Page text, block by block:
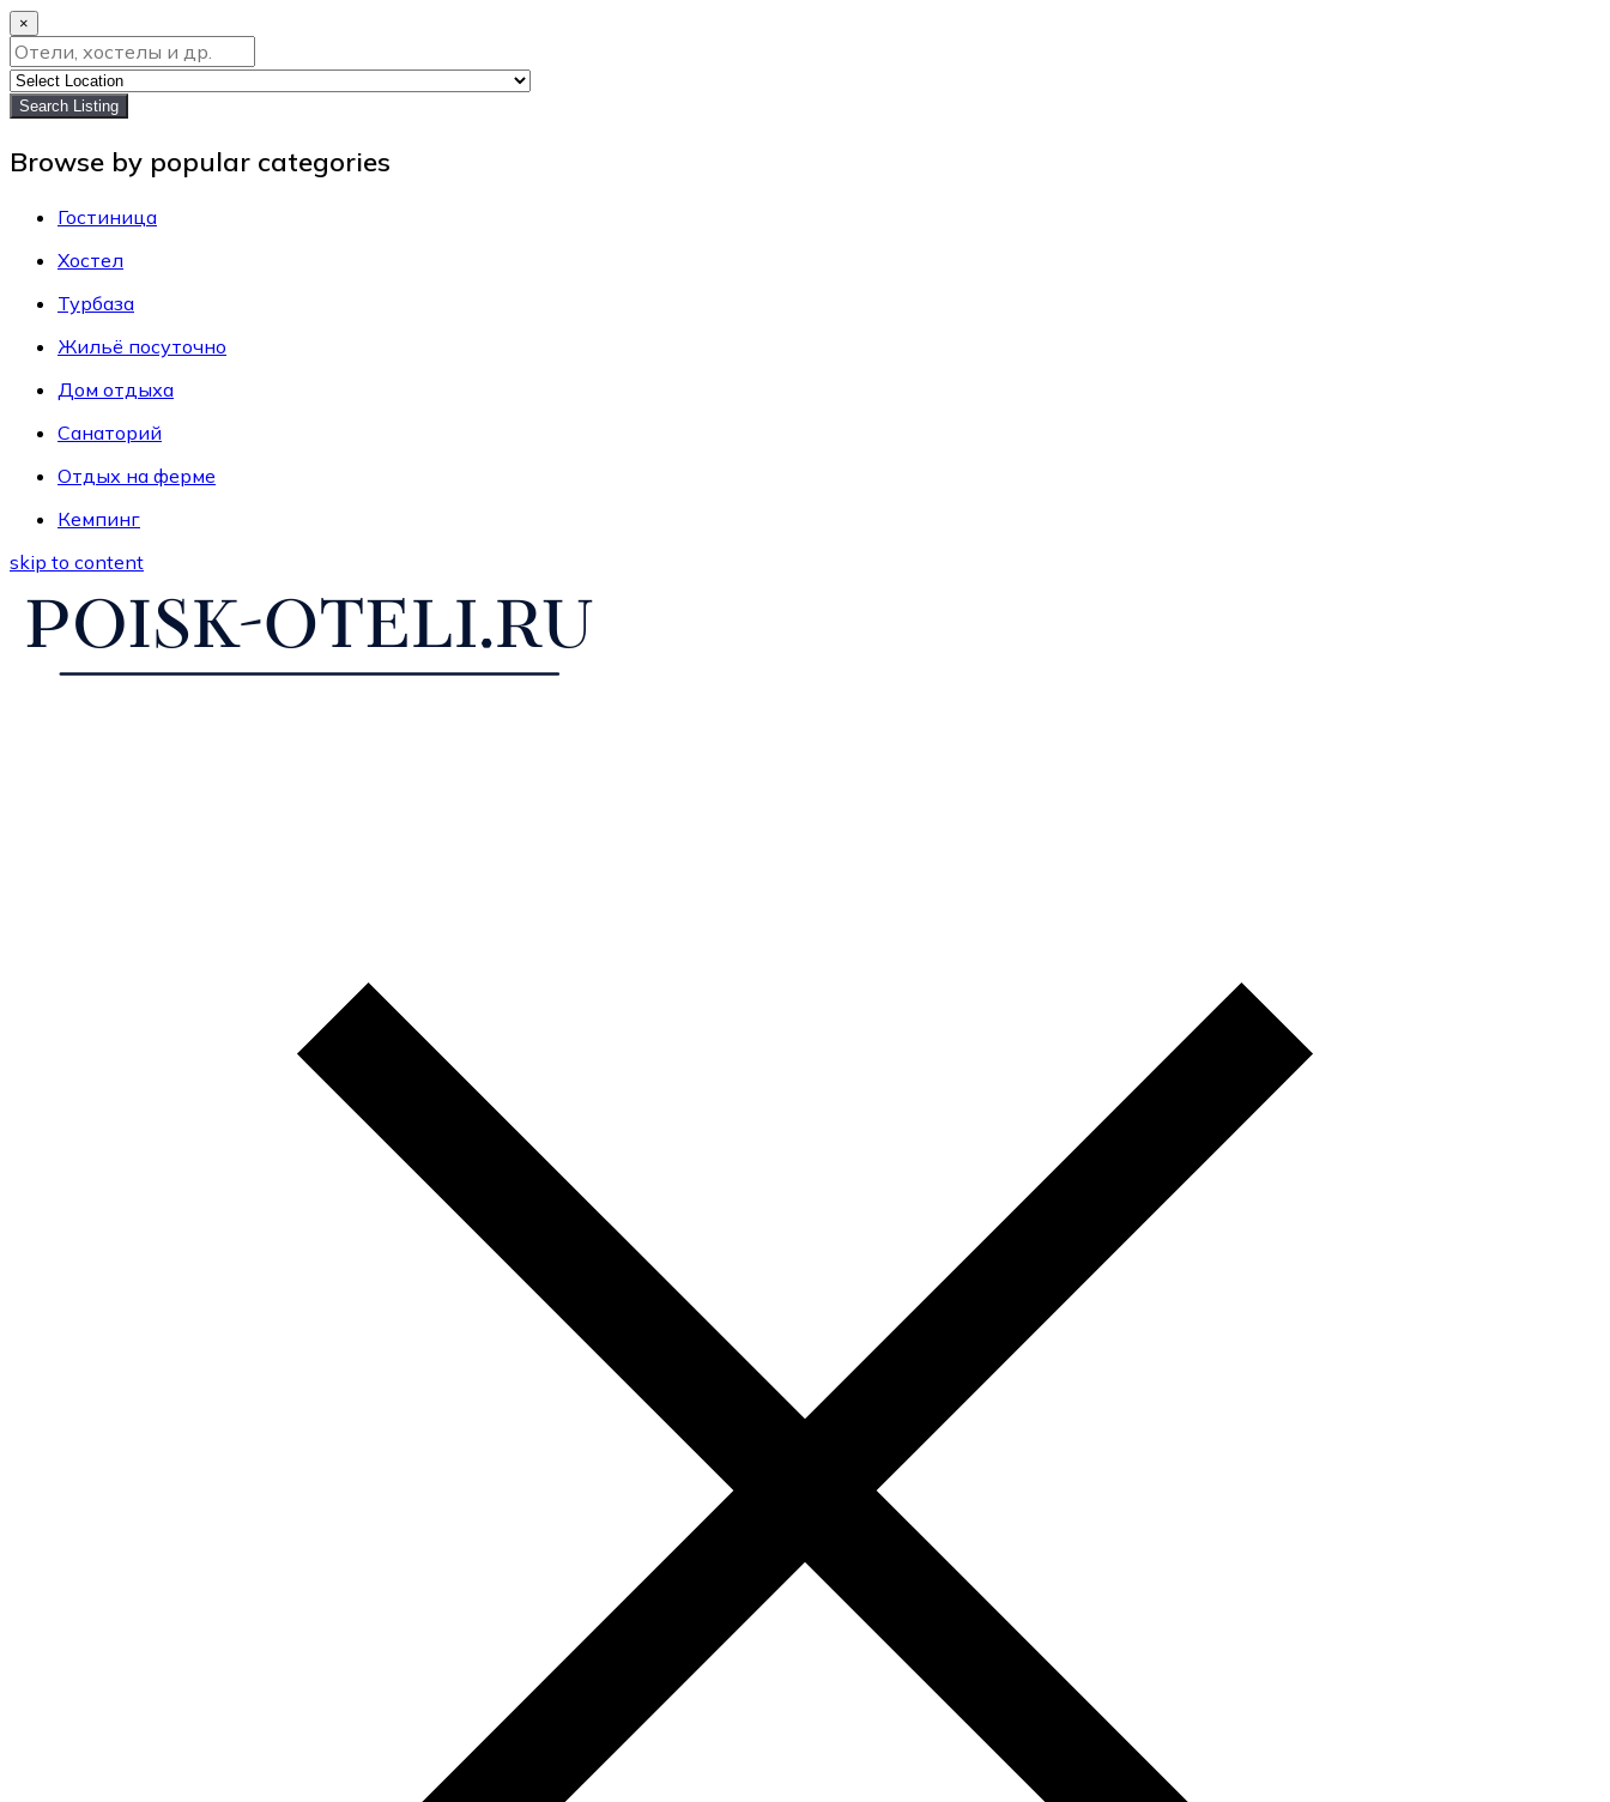
×
Search Listing
Browse by popular categories
Гостиница
Хостел
Турбаза
Жильё посуточно
Дом отдыха
Санаторий
Отдых на ферме
Кемпинг
skip to content